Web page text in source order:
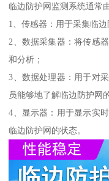
临边防护网监测系统通常
1、传感器：用于采集临
2、数据采集器：将传感
和分析；
3、数据处理器：用于对
员能够地了解临边防护网
4、显示器：用于显示实
临边防护网的状态。